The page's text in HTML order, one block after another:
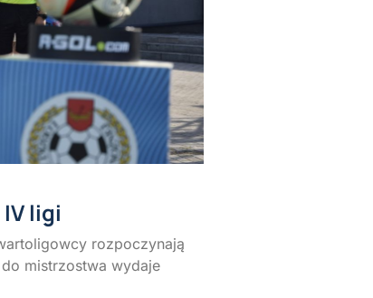
ligi
rozpoczynają
mistrzostwa wydaje